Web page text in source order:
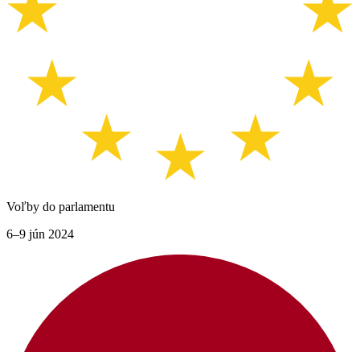
Voľby do parlamentu
6–9 jún 2024